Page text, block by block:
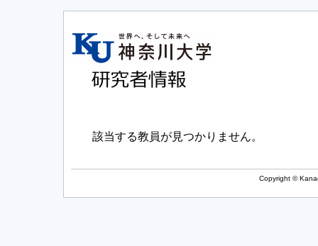
該当する教員が見つかりません。
Copyright ©